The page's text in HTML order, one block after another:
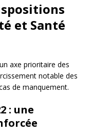
et Santé
axe prioritaire des
notable des
de manquement.
: une